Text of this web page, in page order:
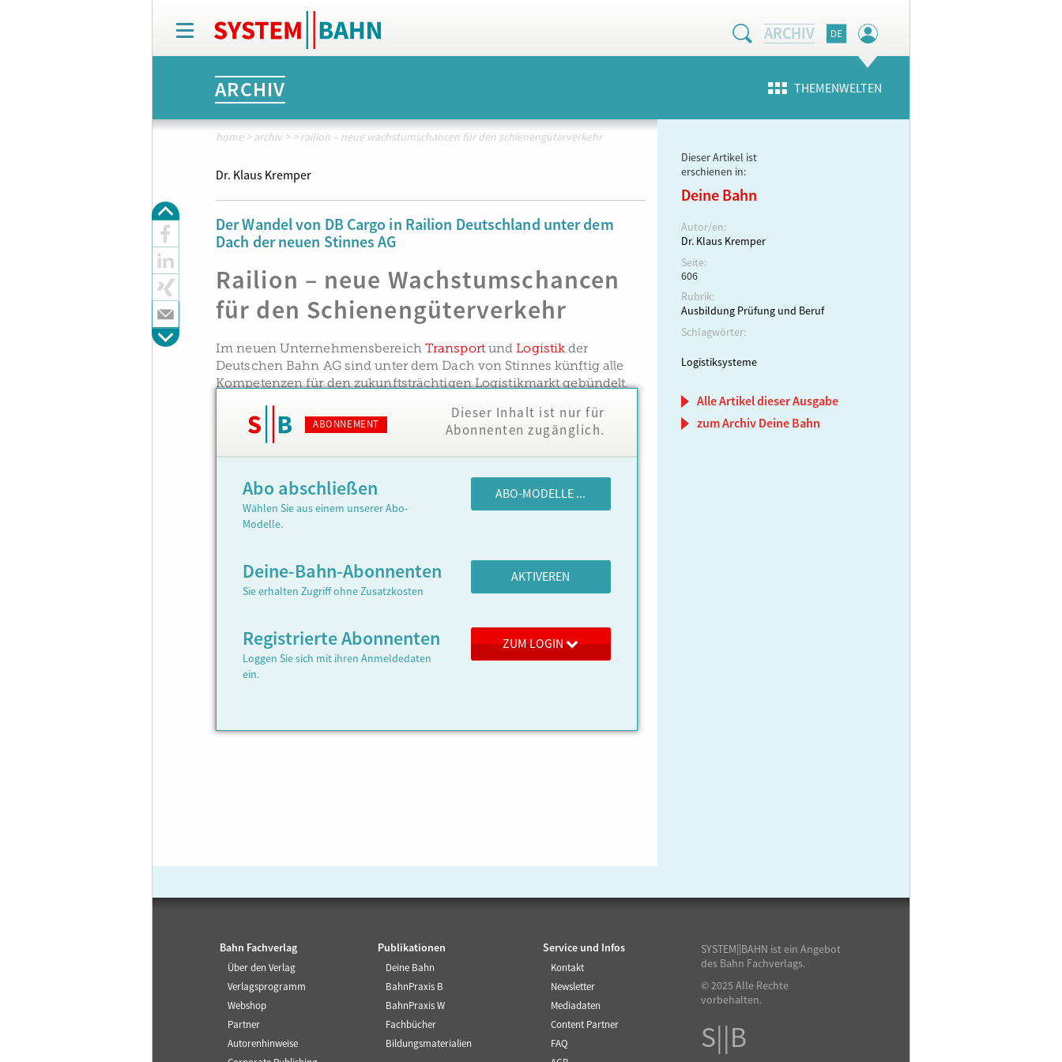
T
o
g
n
ARCHIV
ARCHIV THEMENWELTEN
home >archiv >>railion – neue wachstumschancen für den schienengüterverkehr
Dr. Klaus Kremper
Der Wandel von DB Cargo in Railion Deutschland unter dem
Dach der neuen Stinnes AG
Railion – neue Wachstumschancen
für den Schienengüterverkehr
Im neuen Unternehmensbereich TransportundLogistik der
Deutschen Bahn AG sind unter dem Dach von Stinnes künftig alle
Kompetenzen für den zukunftsträchtigen Logistikmarkt gebündelt.
ABONNEMENT
Dieser Inhalt ist nur für
Abonnenten zugänglich.
Abo abschließen
Wählen Sie aus einem unserer Abo-
Modelle.
ABO-MODELLE ...
Deine-Bahn-Abonnenten
Sie erhalten Zugriff ohne Zusatzkosten
AKTIVEREN
Registrierte Abonnenten
Loggen Sie sich mit ihren Anmeldedaten
ein.
ZUM LOGIN
Dieser Artikel ist
erschienen in:
Deine Bahn
Autor/en:
Dr. Klaus Kremper
Seite:
606
Rubrik:
Ausbildung Prüfung und Beruf
Schlagwörter:
Logistiksysteme
Alle Artikel dieser Ausgabe
zum Archiv Deine Bahn
Bahn Fachverlag
Über den Verlag
Verlagsprogramm
Webshop
Partner
Autorenhinweise
Publikationen
Deine Bahn
BahnPraxis B
BahnPraxis W
Fachbücher
Bildungsmaterialien
Service und Infos
Kontakt
Newsletter
Mediadaten
Content Partner
FAQ
SYSTEM||BAHN ist ein Angebot
des Bahn Fachverlags.
© 2025 Alle Rechte
vorbehalten.
S||B